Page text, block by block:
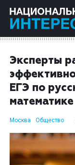
Эксперты
ЕГЭ по
математике
Москва Общество